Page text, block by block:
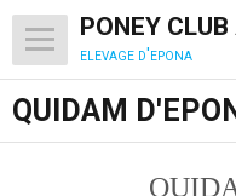
PONEY CLUB
elevage d'epona
QUIDAM